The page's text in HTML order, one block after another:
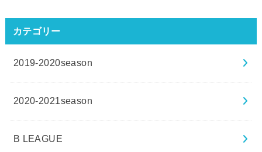
カテゴリー
2019-2020season
2020-2021season
B LEAGUE